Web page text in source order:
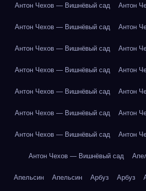
Антон Чехов — Вишнёвый сад Антон
Антон Чехов — Вишнёвый сад Антон
Антон Чехов — Вишнёвый сад Антон
Антон Чехов — Вишнёвый сад Антон
Антон Чехов — Вишнёвый сад Антон
Антон Чехов — Вишнёвый сад Антон
Антон Чехов — Вишнёвый сад Антон
Антон Чехов — Вишнёвый сад
Апельсин Апельсин Арбуз Арбуз